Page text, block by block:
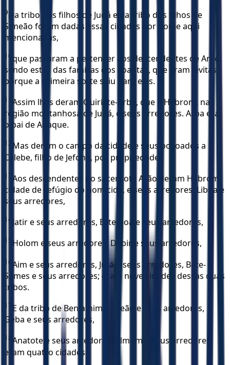
9
Da tribo dos filhos de Judá e da tribo dos filhos de
Simeão foram dadas essas cidades por nome aqui
mencionadas,
10 que passaram a pertencer aos descendentes de Arão,
sendo estes das famílias dos coatitas, que eram levitas;
porque a primeira sorte saiu para eles.
11
Assim lhes deram Quiriate-Arba, que é Hebrom, na
região montanhosa de Judá, e seus arredores. Arba era
o pai de Anaque.
12 Mas deram o campo da cidade e seus povoados a
Calebe, filho de Jefoné, por propriedade.
13 Aos descendentes do sacerdote Arão deram Hebrom,
cidade de refúgio do homicida, e seus arredores, Libna e
seus arredores,
14 Jatir e seus arredores, Estemoa e seus arredores,
15 Holom e seus arredores, Debir e seus arredores,
16 Aim e seus arredores, Jutá e seus arredores, Bete-
Semes e seus arredores; eram nove cidades dessas duas
tribos.
17 E da tribo de Benjamim, Gibeão e seus arredores,
Geba e seus arredores,
18 Anatote e seus arredores, Almom e seus arredores;
eram quatro cidades.